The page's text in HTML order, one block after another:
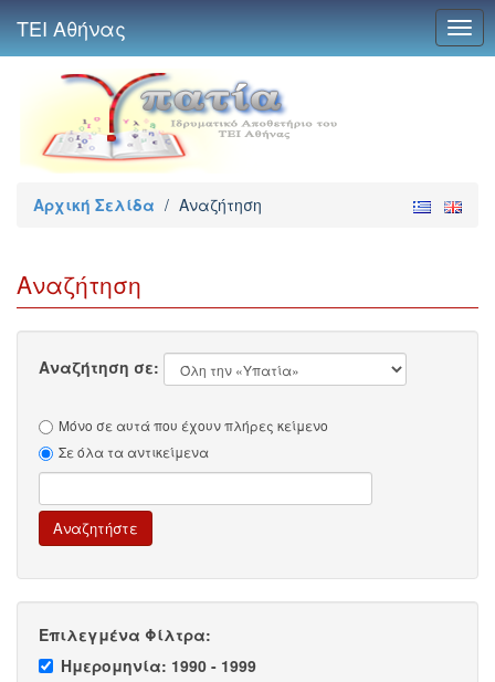
ΤΕΙ Αθήνας
Αρχική Σελίδα / Αναζήτηση
Αναζήτηση
Αναζήτηση σε:
Μόνο σε αυτά που έχουν πλήρες κείμενο
Σε όλα τα αντικείμενα
Επιλεγμένα Φίλτρα:
Ημερομηνία: 1990 - 1999